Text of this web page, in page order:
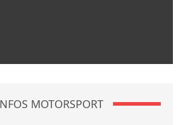
MOTORSPORT